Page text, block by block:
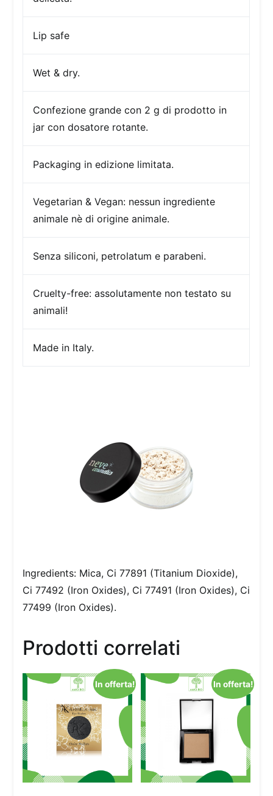
Lip safe
Wet & dry.
Confezione grande con 2 g di prodotto in
jar con dosatore rotante.
Packaging in edizione limitata.
Vegetarian & Vegan: nessun ingrediente
animale nè di origine animale.
Senza siliconi, petrolatum e parabeni.
Cruelty-free: assolutamente non testato su
animali!
Made in Italy.
Ingredients: Mica, Ci 77891 (Titanium Dioxide),
Ci 77492 (Iron Oxides), Ci 77491 (Iron Oxides), Ci
77499 (Iron Oxides).
Prodotti correlati
In offerta! In offerta!